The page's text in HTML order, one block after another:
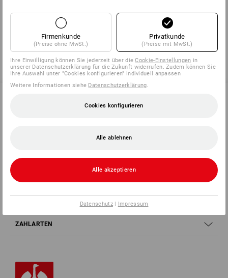
ZAHLARTEN
Firmenkunde
(Preise ohne MwSt.)
Privatkunde
(Preise mit MwSt.)
Ihre Einwilligung können Sie jederzeit über dieCookie-Einstellungen in
unserer Datenschutzerklärung für die Zukunft widerrufen. Zudem können Sie
Ihre Auswahl unter "Cookies konfigurieren" individuell anpassen
Weitere Informationen siehe Datenschutzerklärung
Cookies konfigurieren
Alle ablehnen
Alle akzeptieren
Datenschutz| Impressum